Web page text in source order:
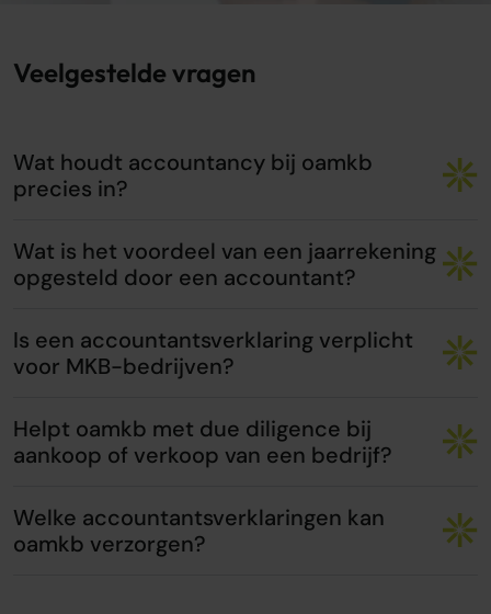
Veelgestelde vragen
Wat houdt accountancy bij oamkb
precies in?
Wat is het voordeel van een jaarrekening
opgesteld door een accountant?
Is een accountantsverklaring verplicht
voor MKB-bedrijven?
Helpt oamkb met due diligence bij
aankoop of verkoop van een bedrijf?
Welke accountantsverklaringen kan
oamkb verzorgen?